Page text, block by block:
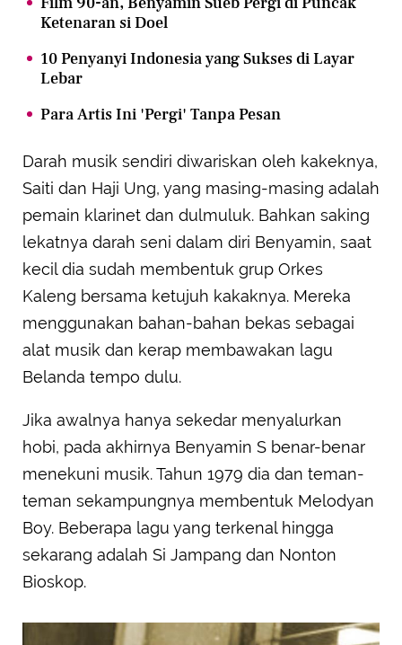
Ketenaran si Doel
10 Penyanyi Indonesia yang Sukses di Layar
Lebar
Para Artis Ini 'Pergi' Tanpa Pesan
Darah musik sendiri diwariskan oleh kakeknya,
Saiti dan Haji Ung, yang masing-masing adalah
pemain klarinet dan dulmuluk. Bahkan saking
lekatnya darah seni dalam diri Benyamin, saat
kecil dia sudah membentuk grup Orkes
Kaleng bersama ketujuh kakaknya. Mereka
menggunakan bahan-bahan bekas sebagai
alat musik dan kerap membawakan lagu
Belanda tempo dulu.
Jika awalnya hanya sekedar menyalurkan
hobi, pada akhirnya Benyamin S benar-benar
menekuni musik. Tahun 1979 dia dan teman-
teman sekampungnya membentuk Melodyan
Boy. Beberapa lagu yang terkenal hingga
sekarang adalah Si Jampang dan Nonton
Bioskop.